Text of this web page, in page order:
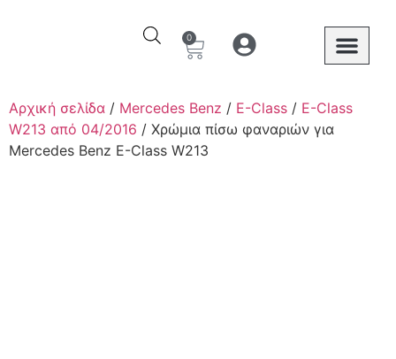
0
Αρχική σελίδα / Mercedes Benz / E-Class / E-Class
W213 από 04/2016 / Χρώμια πίσω φαναριών για
Mercedes Benz E-Class W213